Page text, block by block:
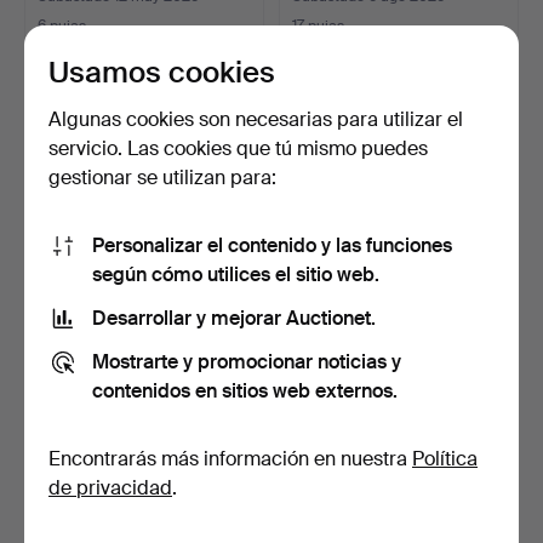
6 pujas
17 pujas
MESA DE CAFÉ, madera de
roble.
Subastado 8 feb 2026
177 USD
MESA DE CENTRO, años
1970-80.
Subastado 7 ago 2026
106 USD
Usamos cookies
Algunas cookies son necesarias para utilizar el
servicio. Las cookies que tú mismo puedes
gestionar se utilizan para:
Personalizar el contenido y las funciones
según cómo utilices el sitio web.
Desarrollar y mejorar Auctionet.
Mostrarte y promocionar noticias y
contenidos en sitios web externos.
Encontrarás más información en nuestra Política
de privacidad.